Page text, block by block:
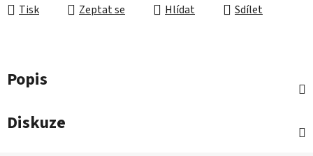
Tisk Zeptat se Hlídat Sdílet
Popis
Diskuze